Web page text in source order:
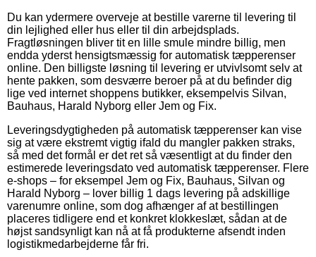
Du kan ydermere overveje at bestille varerne til levering til
din lejlighed eller hus eller til din arbejdsplads.
Fragtløsningen bliver tit en lille smule mindre billig, men
endda yderst hensigtsmæssig for automatisk tæpperenser
online. Den billigste løsning til levering er utvivlsomt selv at
hente pakken, som desværre beroer på at du befinder dig
lige ved internet shoppens butikker, eksempelvis Silvan,
Bauhaus, Harald Nyborg eller Jem og Fix.
Leveringsdygtigheden på automatisk tæpperenser kan vise
sig at være ekstremt vigtig ifald du mangler pakken straks,
så med det formål er det ret så væsentligt at du finder den
estimerede leveringsdato ved automatisk tæpperenser. Flere
e-shops – for eksempel Jem og Fix, Bauhaus, Silvan og
Harald Nyborg – lover billig 1 dags levering på adskillige
varenumre online, som dog afhænger af at bestillingen
placeres tidligere end et konkret klokkeslæt, sådan at de
højst sandsynligt kan nå at få produkterne afsendt inden
logistikmedarbejderne får fri.